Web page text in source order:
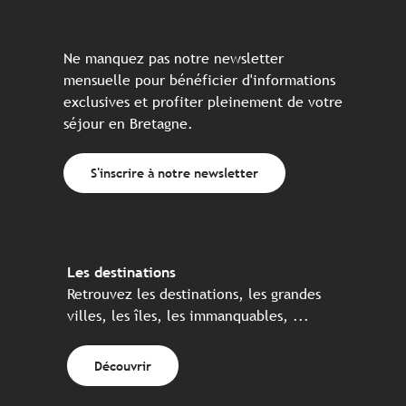
Ne manquez pas notre newsletter
mensuelle pour bénéficier d'informations
exclusives et profiter pleinement de votre
séjour en Bretagne.
S'inscrire à notre newsletter
Les destinations
Retrouvez les destinations, les grandes
villes, les îles, les immanquables, ...
Découvrir